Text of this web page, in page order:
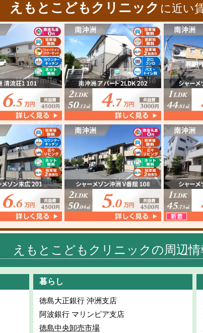
えもとこどもクリニック に近い
えもとこどもクリニックの周辺情
暮らし
徳島大正銀行 沖洲支店
阿波銀行 マリンピア支店
徳島中央卸売市場